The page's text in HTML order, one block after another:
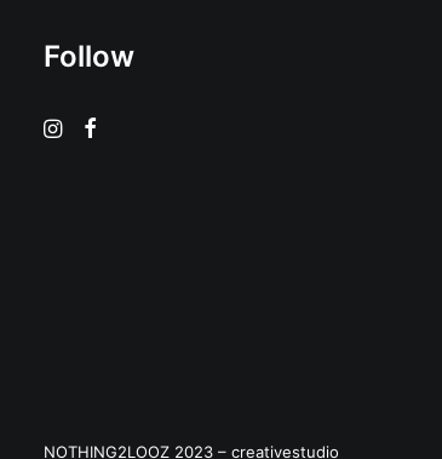
Follow
NOTHING2LOOZ 2023 – creativestudio